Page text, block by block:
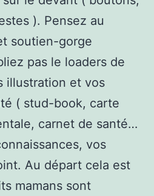
). Pensez au
soutien-gorge
pas le loaders de
illustration et vos
( stud-book, carte
carnet de santé…
vos
Au départ cela est
mamans sont